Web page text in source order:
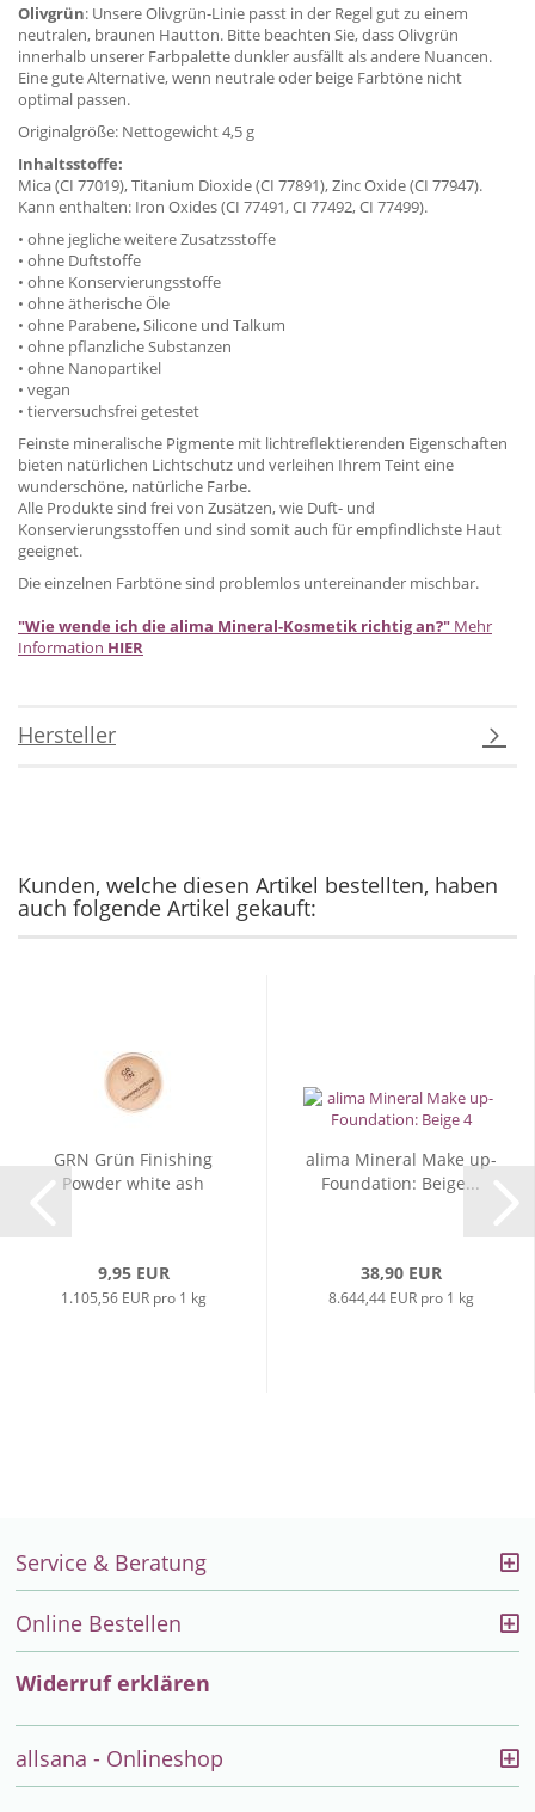
Olivgrün: Unsere Olivgrün-Linie passt in der Regel gut zu einem
neutralen, braunen Hautton. Bitte beachten Sie, dass Olivgrün
innerhalb unserer Farbpalette dunkler ausfällt als andere Nuancen.
Eine gute Alternative, wenn neutrale oder beige Farbtöne nicht
optimal passen.
Originalgröße: Nettogewicht 4,5 g
Inhaltsstoffe:
Mica (CI 77019), Titanium Dioxide (CI 77891), Zinc Oxide (CI 77947).
Kann enthalten: Iron Oxides (CI 77491, CI 77492, CI 77499).
• ohne jegliche weitere Zusatzsstoffe
• ohne Duftstoffe
• ohne Konservierungsstoffe
• ohne ätherische Öle
• ohne Parabene, Silicone und Talkum
• ohne pflanzliche Substanzen
• ohne Nanopartikel
• vegan
• tierversuchsfrei getestet
Feinste mineralische Pigmente mit lichtreflektierenden Eigenschaften
bieten natürlichen Lichtschutz und verleihen Ihrem Teint eine
wunderschöne, natürliche Farbe.
Alle Produkte sind frei von Zusätzen, wie Duft- und
Konservierungsstoffen und sind somit auch für empfindlichste Haut
geeignet.
Die einzelnen Farbtöne sind problemlos untereinander mischbar.
"Wie wende ich die alima Mineral-Kosmetik richtig an?" Mehr
Information HIER
Hersteller
Kunden, welche diesen Artikel bestellten, haben
auch folgende Artikel gekauft:
GRN Grün Finishing
Powder white ash
9,95 EUR
1.105,56 EUR pro 1 kg
alima Mineral Make up-
Foundation: Beige...
38,90 EUR
8.644,44 EUR pro 1 kg
Service & Beratung
Online Bestellen
Widerruf erklären
allsana - Onlineshop